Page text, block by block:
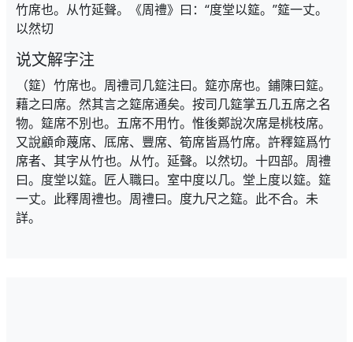
竹席也。从竹延聲。《周禮》曰：“度堂以筵。”筵一丈。
以然切
说文解字注
（筵）竹席也。周禮司几筵注曰。筵亦席也。鋪陳曰筵。
藉之曰席。然其言之筵席通矣。按司几筵掌五几五席之名
物。筵席不別也。五席不用竹。惟後鄭說次席是桃枝席。
又說顧命蔑席、厎席、豐席、筍席皆爲竹席。許釋筵爲竹
席者、其字从竹也。从竹。延聲。以然切。十四部。周禮
曰。度堂以筵。匠人職曰。室中度以几。堂上度以筵。筵
一丈。此釋周禮也。周禮曰。度九尺之筵。此不合。未
詳。